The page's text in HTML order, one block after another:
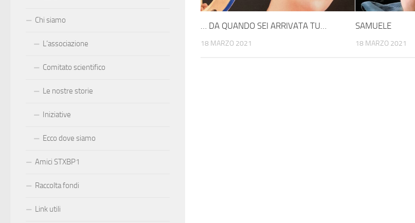
… DA QUANDO SEI ARRIVATA TU…
18 MARZO 2021
SAMUELE
18 MARZO 2021
Chi siamo
L’associazione
Comitato scientifico
Le nostre storie
Iniziative
Ecco dove siamo
Amici STXBP1
Raccolta fondi
Link utili